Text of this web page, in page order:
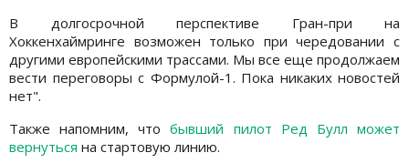
В долгосрочной перспективе Гран-при на
Хоккенхаймринге возможен только при чередовании с
другими европейскими трассами. Мы все еще продолжаем
вести переговоры с Формулой-1. Пока никаких новостей
нет".
Также напомним, чтобывший пилот Ред Булл может
вернуться на стартовую линию.